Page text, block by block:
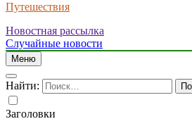
Путешествия
Новостная рассылка
Случайные новости
Меню
Найти:
Заголовки